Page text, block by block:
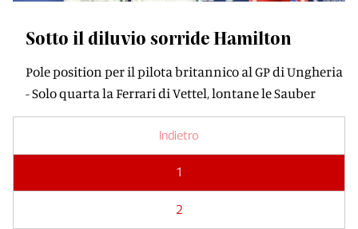
Sotto il diluvio sorride Hamilton
Pole position per il pilota britannico al GP di Ungheria
- Solo quarta la Ferrari di Vettel, lontane le Sauber
Indietro
1
2